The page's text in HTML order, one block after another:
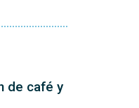
de café y